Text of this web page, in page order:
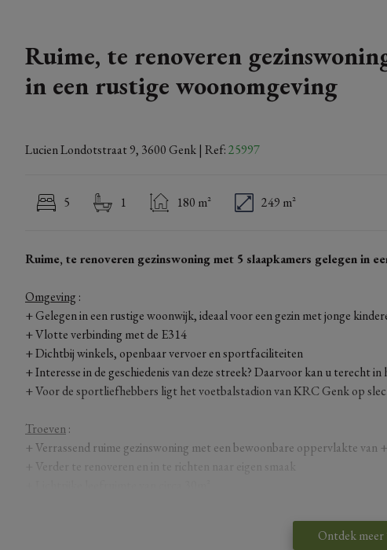
Ruime, te renoveren
in een rustige woonomgeving
Lucien Londotstraat 9, 3600 Genk| Ref:25997
5 1 180 m² 249 m²
Ruime, te renoveren gezinswoning met 5 slaapkamers gelegen in
Omgeving :
+ Gelegen in een rustige woonwijk, ideaal voor een gezin met jonge
+ Vlotte verbinding met de E314
+ Dichtbij winkels, openbaar vervoer en sportfaciliteiten
+ Interesse in de geschiedenis van deze streek? Daarvoor kan u terecht in
+ Voor de sportliefhebbers ligt het voetbalstadion van KRC Genk op
Troeven:
+ Verrassend ruime gezinswoning met een bewoonbare oppervlakte van
+ Verder te renoveren en in te richten naar eigen smaak
+ 5 slaapkamers, waarvan 1 gelijkvloers, met een oppervlakte tussen de
Ontdek meer